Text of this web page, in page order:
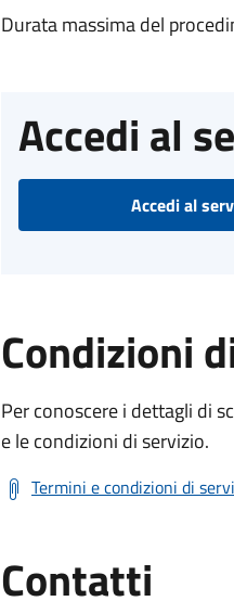
Durata massima del
Accedi al
Accedi al
Condizioni
Per conoscere i dettagli di
e le condizioni di servizio.
Termini e condizioni di
Contatti